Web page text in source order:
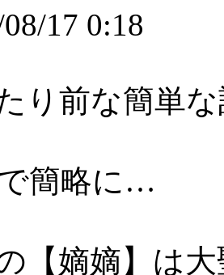
17 0:18
り前な簡単
簡略に…
【嫡嫡】は